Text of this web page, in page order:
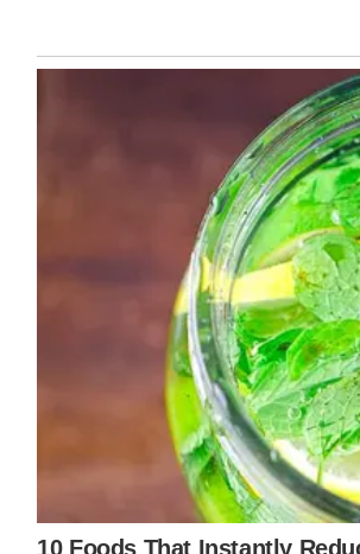
do Nosso Palestra no Youtube
Palestra nas redes sociais
Cria da Academia Palmeiras Verdão